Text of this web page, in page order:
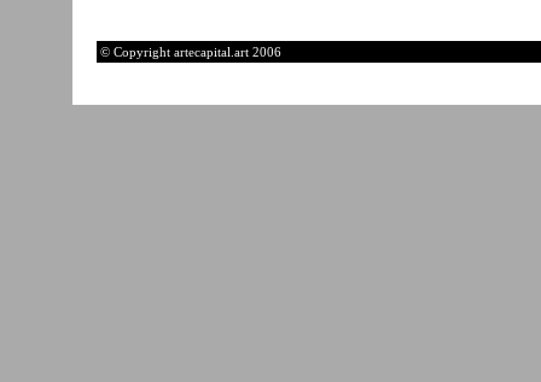
© Copyright artecapital.art 2006